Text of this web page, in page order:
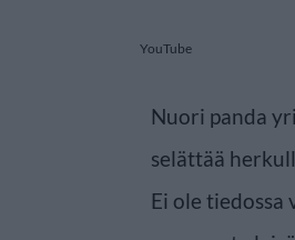
YouTube
Nuori panda
selättää
Ei ole